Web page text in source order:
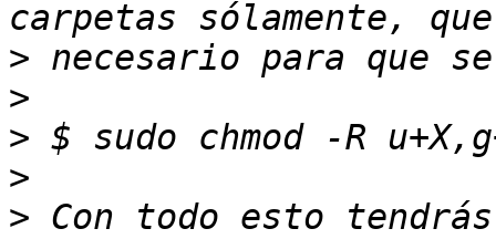
>
>
>
>
> Con todo esto